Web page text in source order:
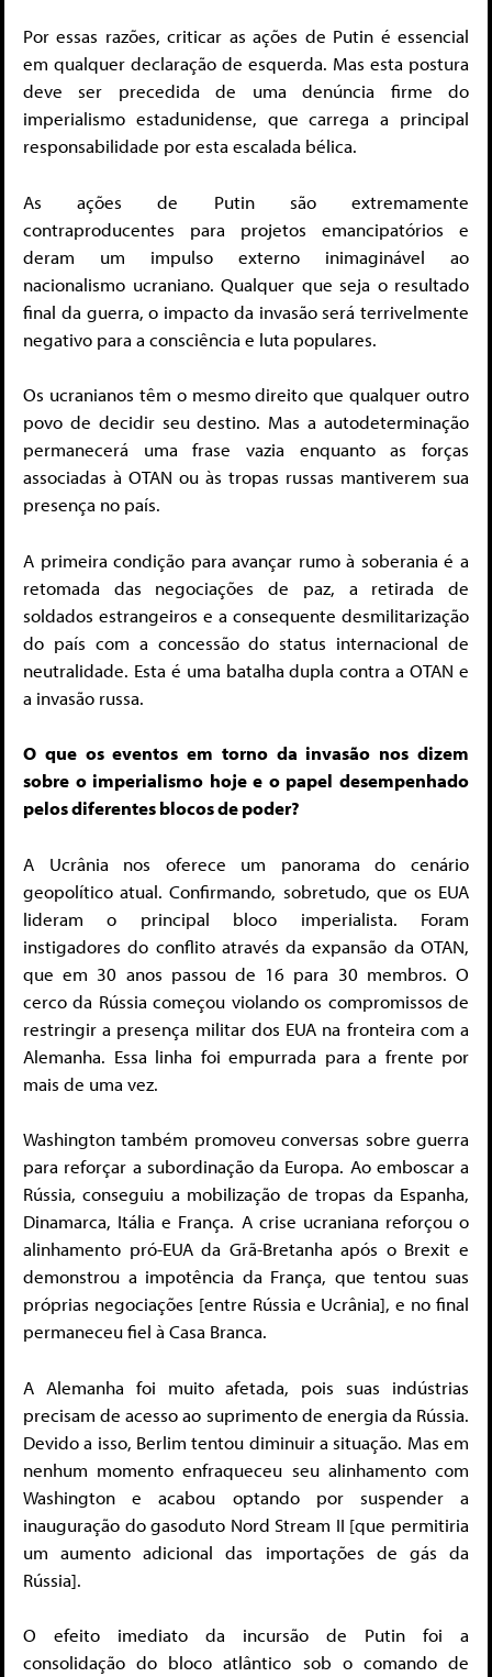
Por essas razões, criticar as ações de Putin é essencial
em qualquer declaração de esquerda. Mas esta postura
deve ser precedida de uma denúncia firme do
imperialismo estadunidense, que carrega a principal
responsabilidade por esta escalada bélica.
As ações de Putin são extremamente
contraproducentes para projetos emancipatórios e
deram um impulso externo inimaginável ao
nacionalismo ucraniano. Qualquer que seja o resultado
final da guerra, o impacto da invasão será terrivelmente
negativo para a consciência e luta populares.
Os ucranianos têm o mesmo direito que qualquer outro
povo de decidir seu destino. Mas a autodeterminação
permanecerá uma frase vazia enquanto as forças
associadas à OTAN ou às tropas russas mantiverem sua
presença no país.
A primeira condição para avançar rumo à soberania é a
retomada das negociações de paz, a retirada de
soldados estrangeiros e a consequente desmilitarização
do país com a concessão do status internacional de
neutralidade. Esta é uma batalha dupla contra a OTAN e
a invasão russa.
O que os eventos em torno da invasão nos dizem
sobre o imperialismo hoje e o papel desempenhado
pelos diferentes blocos de poder?
A Ucrânia nos oferece um panorama do cenário
geopolítico atual. Confirmando, sobretudo, que os EUA
lideram o principal bloco imperialista. Foram
instigadores do conflito através da expansão da OTAN,
que em 30 anos passou de 16 para 30 membros. O
cerco da Rússia começou violando os compromissos de
restringir a presença militar dos EUA na fronteira com a
Alemanha. Essa linha foi empurrada para a frente por
mais de uma vez.
Washington também promoveu conversas sobre guerra
para reforçar a subordinação da Europa. Ao emboscar a
Rússia, conseguiu a mobilização de tropas da Espanha,
Dinamarca, Itália e França. A crise ucraniana reforçou o
alinhamento pró-EUA da Grã-Bretanha após o Brexit e
demonstrou a impotência da França, que tentou suas
próprias negociações [entre Rússia e Ucrânia], e no final
permaneceu fiel à Casa Branca.
A Alemanha foi muito afetada, pois suas indústrias
precisam de acesso ao suprimento de energia da Rússia.
Devido a isso, Berlim tentou diminuir a situação. Mas em
nenhum momento enfraqueceu seu alinhamento com
Washington e acabou optando por suspender a
inauguração do gasoduto Nord Stream II [que permitiria
um aumento adicional das importações de gás da
Rússia].
O efeito imediato da incursão de Putin foi a
consolidação do bloco atlântico sob o comando de